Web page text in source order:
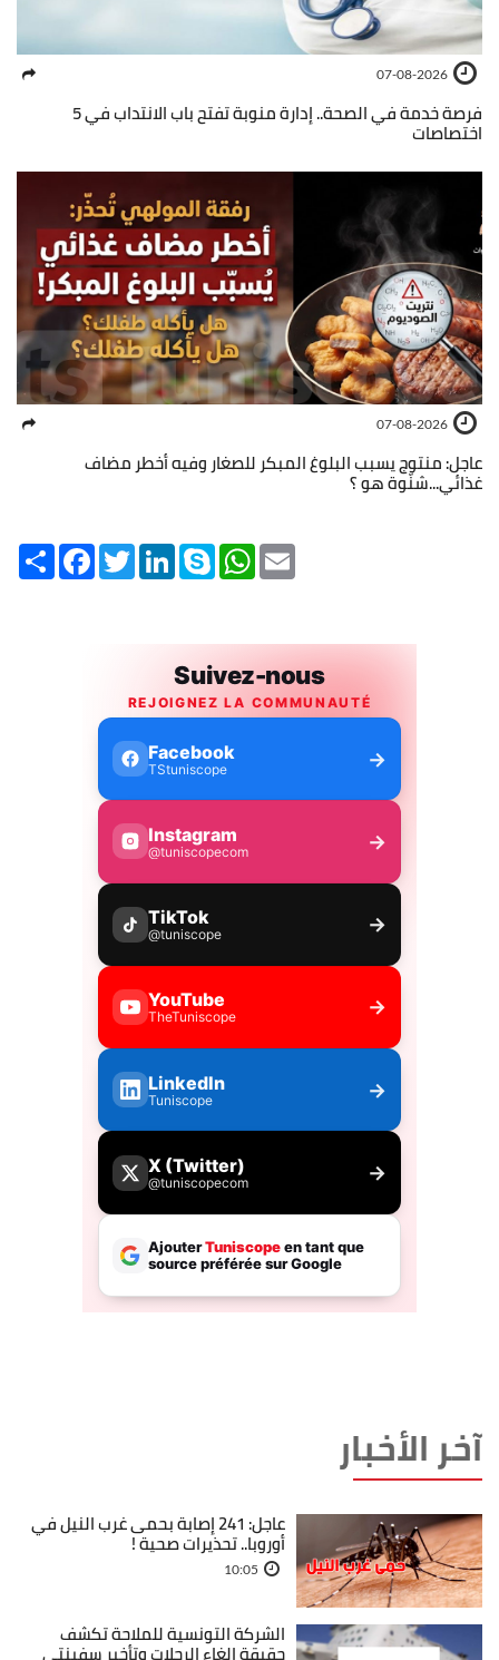
07-08-2026
فرصة خدمة في الصحة.. إدارة منوبة تفتح باب الانتداب في 5
اختصاصات
07-08-2026
عاجل: منتوج يسبب البلوغ المبكر للصغار وفيه أخطر مضاف
غذائي...شنّوة هو ؟
Share FacebookTwitterLinkedInSkype WhatsApp
آخر الأخبار
عاجل: 241 إصابة بحمى غرب النيل في
أوروبا.. تحذيرات صحية !
10:05
الشركة التونسية للملاحة تكشف